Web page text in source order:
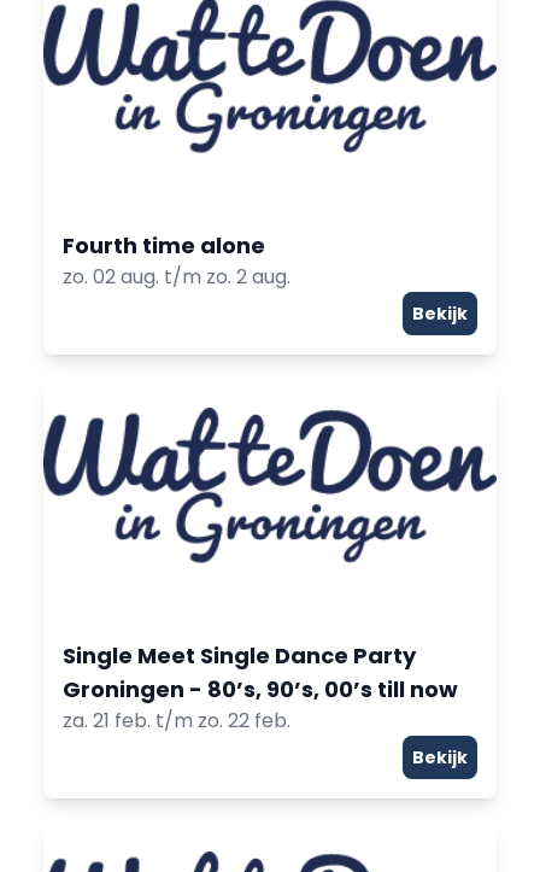
Fourth time alone
zo. 02 aug. t/m zo. 2 aug.
Bekijk
Single Meet Single Dance Party
Groningen - 80’s, 90’s, 00’s till now
za. 21 feb. t/m zo. 22 feb.
Bekijk